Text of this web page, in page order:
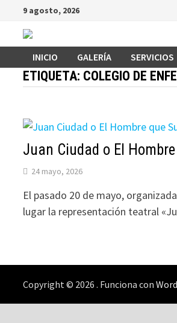
Saltar
contenido
9 agosto, 2026
INICIO GALERÍA SERVICIOS
ETIQUETA: COLEGIO DE
Juan Ciudad o El
24 mayo, 2026
El pasado 20 de mayo,
lugar la representación teatral
Copyright © 2026. Funciona con